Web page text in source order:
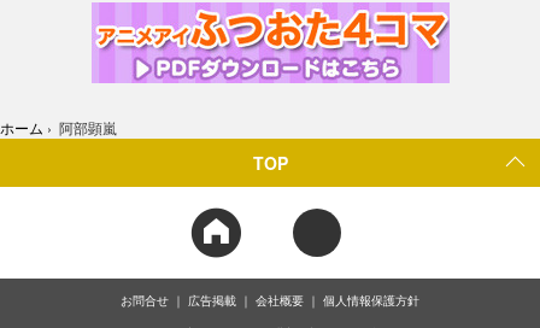
ホーム › 阿部顕嵐
TOP
お問合せ 広告掲載 会社概要 個人情報保護方針